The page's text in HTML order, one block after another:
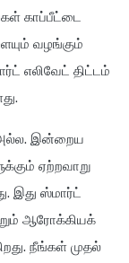
காப்பீட்டை
வழங்கும்
எலிவேட் திட்டம்
அல்ல. இன்றைய
ஏற்றவாறு
இது ஸ்மார்ட்
ஆரோக்கியக்
நீங்கள் முதல்